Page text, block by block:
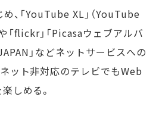
、「YouTube XL」（YouTube
「flickr」「Picasaウェブアルバ
」などネットサービスへの
ット非対応のテレビでもWeb
しめる。